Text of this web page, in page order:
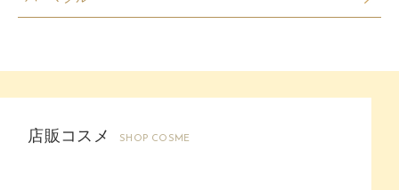
店販コスメ SHOP COSME